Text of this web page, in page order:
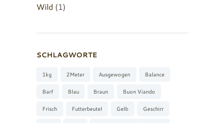
Wild (1)
SCHLAGWORTE
1kg 2Meter Ausgewogen Balance
Barf Blau Braun Buon Viando
Frisch Futterbeutel Gelb Geschirr